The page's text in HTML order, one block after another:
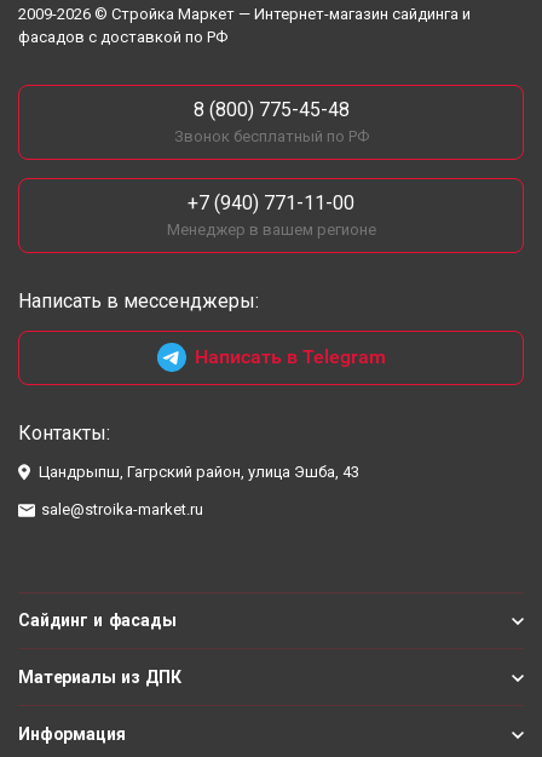
2009-2026 © Стройка Маркет — Интернет-магазин сайдинга и
фасадов с доставкой по РФ
8 (800) 775-45-48
Звонок бесплатный по РФ
+7 (940) 771-11-00
Менеджер в вашем регионе
Написать в мессенджеры:
Написать в Telegram
Контакты:
Цандрыпш, Гагрский район, улица Эшба, 43
sale@stroika-market.ru
Сайдинг и фасады
Материалы из ДПК
Информация